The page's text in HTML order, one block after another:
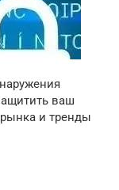
ваш
рынка и тренды